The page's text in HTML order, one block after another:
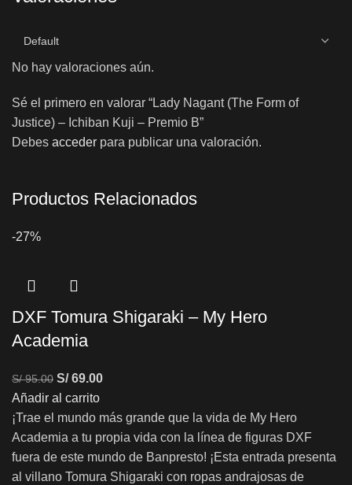
No hay valoraciones aún.
Sé el primero en valorar “Lady Nagant (The Form of
Justice) – Ichiban Kuji – Premio B”
Debes acceder para publicar una valoración.
Productos Relacionados
-27%
DXF Tomura Shigaraki – My Hero
Academia
S/95.00 S/69.00
Añadir al carrito
¡Trae el mundo más grande que la vida de My Hero
Academia a tu propia vida con la línea de figuras DXF
fuera de este mundo de Banpresto! ¡Esta entrada presenta
al villano Tomura Shigaraki con ropas andrajosas de